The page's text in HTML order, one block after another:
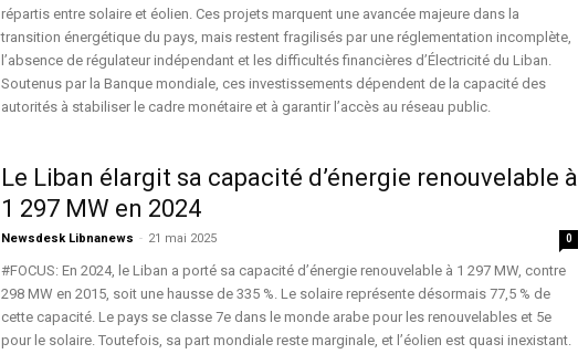
répartis entre solaire et éolien. Ces projets marquent une avancée majeure dans la
transition énergétique du pays, mais restent fragilisés par une réglementation incomplète,
l’absence de régulateur indépendant et les difficultés financières d’Électricité du Liban.
Soutenus par la Banque mondiale, ces investissements dépendent de la capacité des
autorités à stabiliser le cadre monétaire et à garantir l’accès au réseau public.
Le Liban élargit sa capacité d’énergie renouvelable à
1 297 MW en 2024
Newsdesk Libnanews - 21 mai 2025 0
#FOCUS: En 2024, le Liban a porté sa capacité d’énergie renouvelable à 1 297 MW, contre
298 MW en 2015, soit une hausse de 335 %. Le solaire représente désormais 77,5 % de
cette capacité. Le pays se classe 7e dans le monde arabe pour les renouvelables et 5e
pour le solaire. Toutefois, sa part mondiale reste marginale, et l’éolien est quasi inexistant.